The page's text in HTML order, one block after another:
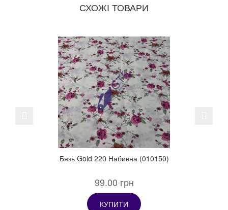
СХОЖІ ТОВАРИ
Бязь Gold 220 Набивна (010150)
99.00 грн
КУПИТИ
Previous